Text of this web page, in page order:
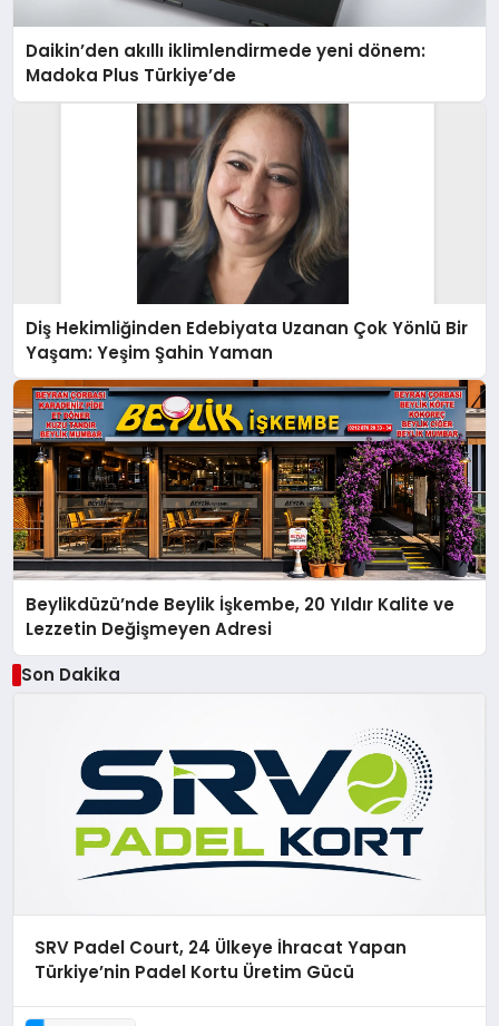
Daikin’den akıllı iklimlendirmede yeni dönem:
Madoka Plus Türkiye’de
Diş Hekimliğinden Edebiyata Uzanan Çok Yönlü Bir
Yaşam: Yeşim Şahin Yaman
Beylikdüzü’nde Beylik İşkembe, 20 Yıldır Kalite ve
Lezzetin Değişmeyen Adresi
Son Dakika
SRV Padel Court, 24 Ülkeye İhracat Yapan
Türkiye’nin Padel Kortu Üretim Gücü